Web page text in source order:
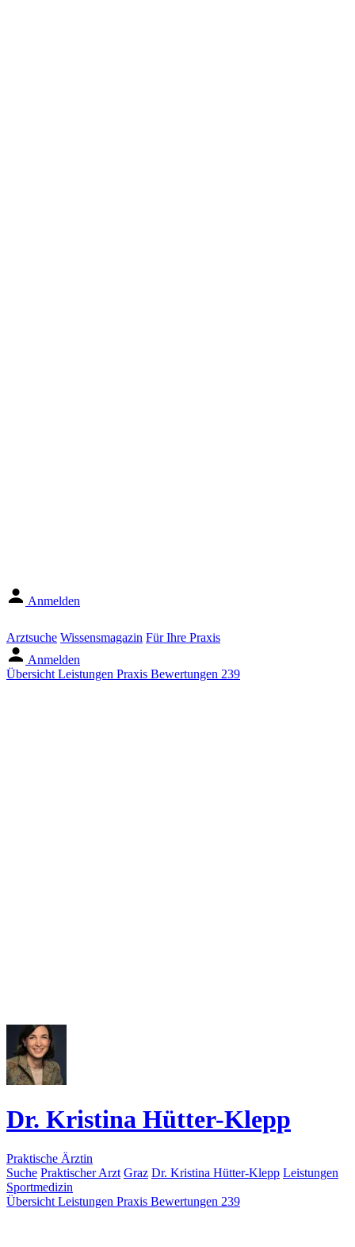
Anmelden
Arztsuche Wissensmagazin Für Ihre Praxis
Anmelden
Übersicht Leistungen Praxis Bewertungen 239
Dr. Kristina Hütter-Klepp
Praktische Ärztin
Suche Praktischer Arzt Graz Dr. Kristina Hütter-Klepp Leistungen
Sportmedizin
Übersicht Leistungen Praxis Bewertungen 239